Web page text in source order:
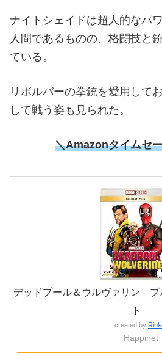
ナイトシェイドは超人的なパ
人間であるものの、格闘技と
ている。
リボルバーの拳銃を愛用して
して戦う姿も見られた。
＼Amazonタイムセ
デッドプール＆ウルヴァリン ブ
ト
created by
Happinet